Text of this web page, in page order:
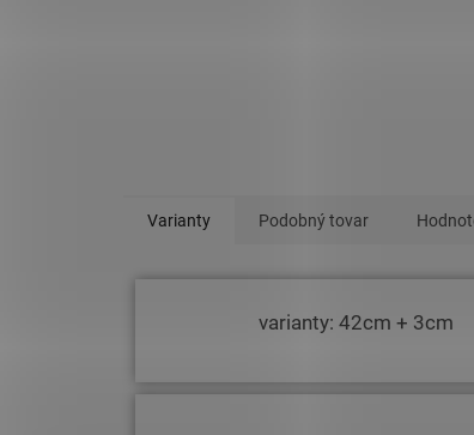
Varianty Podobný tovar
varianty: 42cm + 3cm